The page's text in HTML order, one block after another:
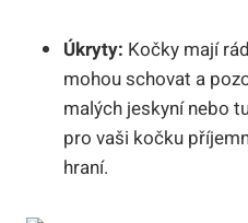
Úkryty: Kočky mají
mohou schovat a
malých jeskyní nebo
pro vaši kočku
hraní.